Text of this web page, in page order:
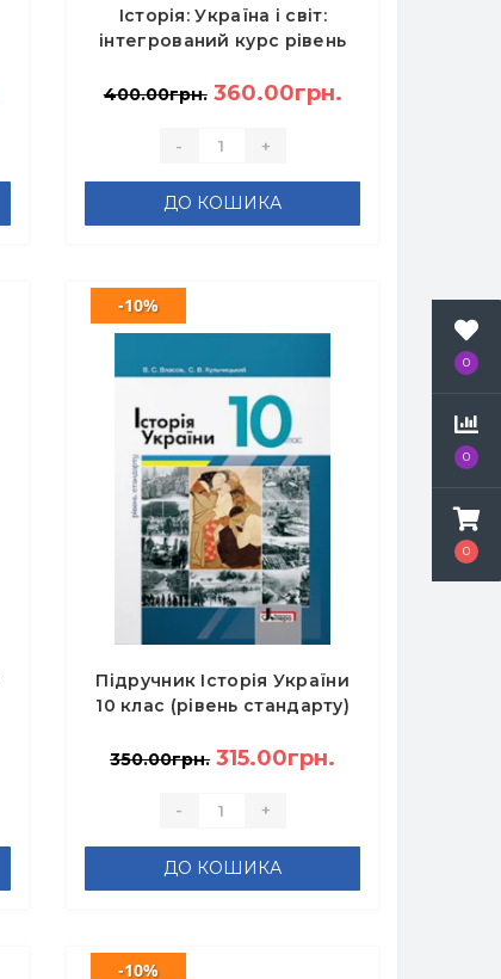
0
0
0
Історія: Україна і світ:
інтегрований курс рівень
методичний посібник 10
400.00грн. 360.00грн.
- +
ДО КОШИКА
Підручник Історія України
10 клас (рівень стандарту)
-10%
350.00грн. 315.00грн.
- +
ДО КОШИКА
-10%